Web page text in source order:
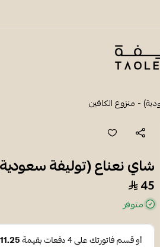
- منزوع الكافين
شاي نعناع (توليفة
45
متوفر